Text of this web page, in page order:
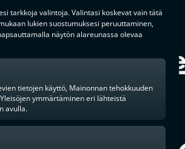
tarkkoja valintoja. Valintasi koskevat vain tätä
lukien suostumuksesi peruuttaminen,
näytön alareunassa olevaa
tietojen käyttö, Mainonnan tehokkuuden
ymmärtäminen eri lähteistä
avulla.